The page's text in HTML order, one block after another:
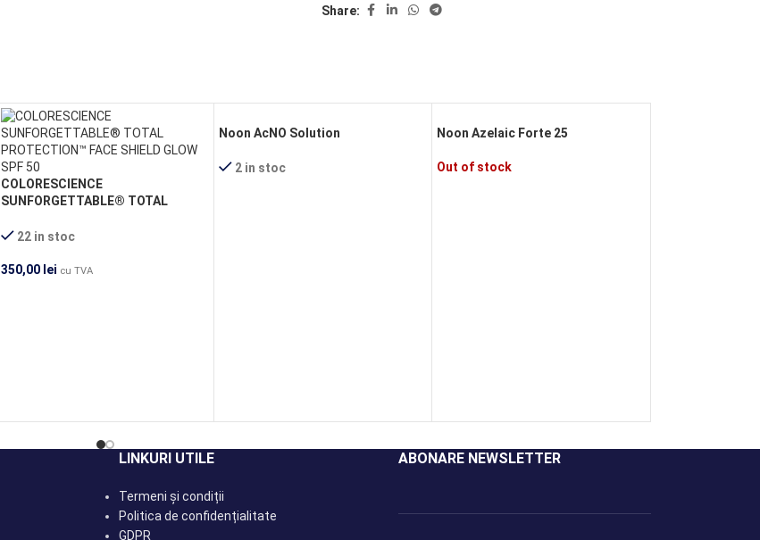
Share:
COLORESCIENCE
SUNFORGETTABLE® TOTAL
SPF 50
22 in stoc
350,00 lei cu TVA
Noon AcNO Solution
2 in stoc
Noon Azelaic Forte 25
Out of stock
LINKURI UTILE
Termeni și condiții
Politica de confidențialitate
GDPR
ABONARE NEWSLETTER